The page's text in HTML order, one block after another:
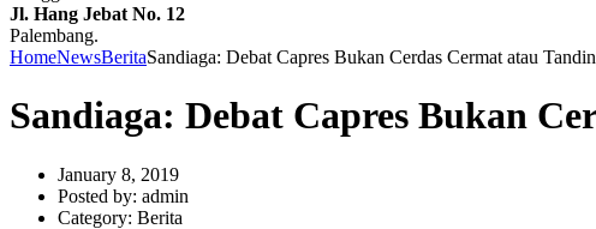
Jl. Hang Jebat No. 12
Palembang.
HomeNewsBeritaSandiaga: Debat Capres Bukan Cerdas Cermat atau
Sandiaga: Debat Capres Bukan
January 8, 2019
Posted by: admin
Category: Berita